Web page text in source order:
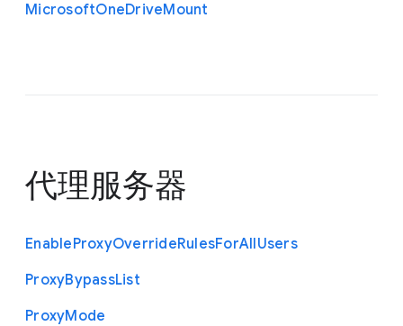
MicrosoftOneDriveMount
代理服务器
EnableProxyOverrideRulesForAllUsers
ProxyBypassList
ProxyMode